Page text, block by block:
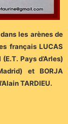
les arènes de
français LUCAS
Pays d’Arles)
et BORJA
TARDIEU.